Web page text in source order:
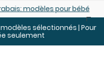
pour bébé
sélectionnés | Pour
seulement